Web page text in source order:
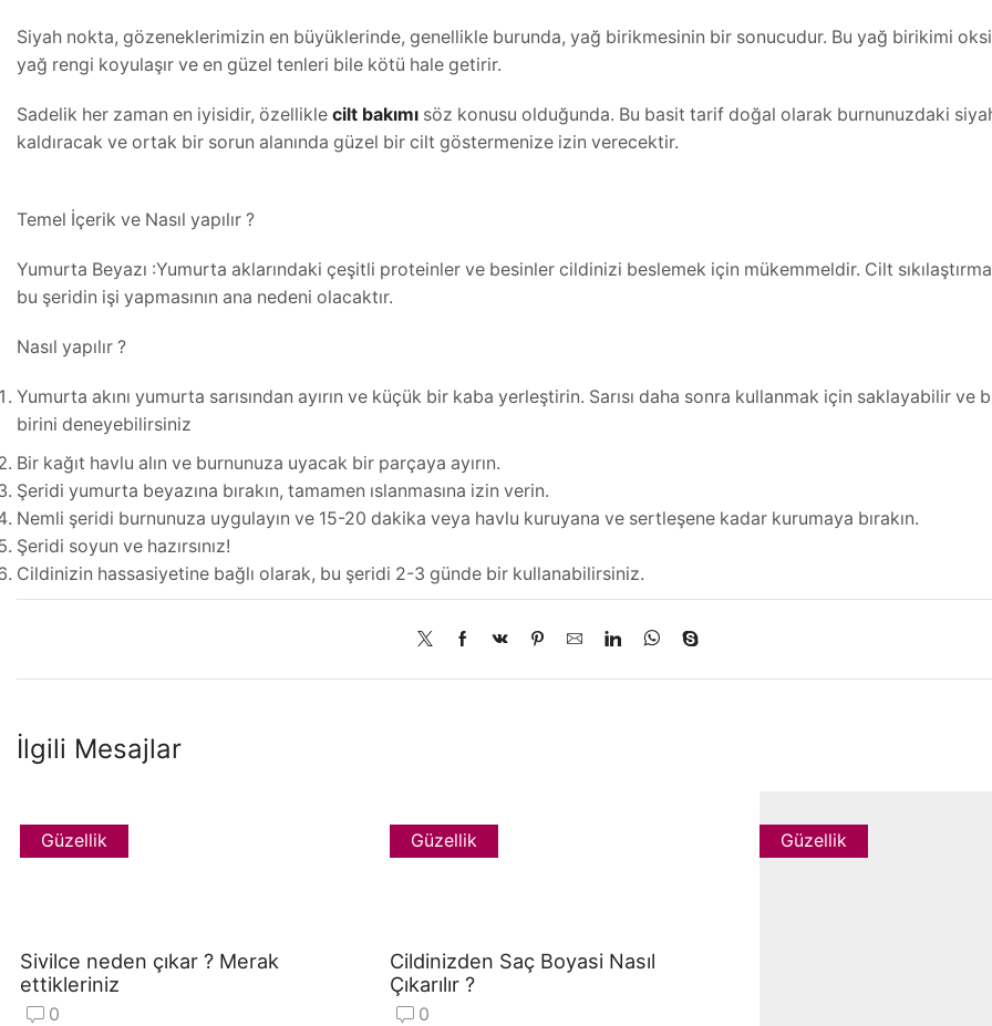
Siyah nokta, gözeneklerimizin en büyüklerinde, genellikle burunda, yağ birikmesinin bir sonucudur. Bu yağ birikimi
yağ rengi koyulaşır ve en güzel tenleri bile kötü hale getirir.
Sadelik her zaman en iyisidir, özellikle cilt bakımı söz konusu olduğunda. Bu basit tarif doğal olarak burnunuzdaki
kaldıracak ve ortak bir sorun alanında güzel bir cilt göstermenize izin verecektir.
Temel İçerik ve Nasıl yapılır ?
Yumurta Beyazı :Yumurta aklarındaki çeşitli proteinler ve besinler cildinizi beslemek için mükemmeldir. Cilt
bu şeridin işi yapmasının ana nedeni olacaktır.
Nasıl yapılır ?
Yumurta akını yumurta sarısından ayırın ve küçük bir kaba yerleştirin. Sarısı daha sonra kullanmak için saklayabilir ve
birini deneyebilirsiniz
Bir kağıt havlu alın ve burnunuza uyacak bir parçaya ayırın.
Şeridi yumurta beyazına bırakın, tamamen ıslanmasına izin verin.
Nemli şeridi burnunuza uygulayın ve 15-20 dakika veya havlu kuruyana ve sertleşene kadar kurumaya bırakın.
Şeridi soyun ve hazırsınız!
Cildinizin hassasiyetine bağlı olarak, bu şeridi 2-3 günde bir kullanabilirsiniz.
İlgili Mesajlar
Güzellik
Sivilce neden çıkar ? Merak
ettikleriniz
0
Güzellik
Cildinizden Saç Boyasi Nasıl
Çıkarılır ?
0
Güzellik